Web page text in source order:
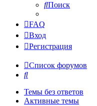
Поиск
FAQ
Вход
Регистрация
Список форумов
Поиск
Темы без ответов
Активные темы